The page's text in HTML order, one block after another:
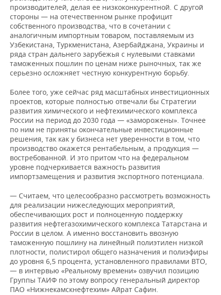
производителей, делая ее низкоконкурентной. С другой
стороны — на отечественном рынке профицит
собственного производства, что в сочетании с
аналогичным импортным товаром, поставляемым из
Узбекистана, Туркменистана, Азербайджана, Украины и
ряда стран дальнего зарубежья с нулевыми ставками
таможенных пошлин по ценам ниже рыночных, так же
серьезно осложняет честную конкурентную борьбу.
Более того, уже сейчас ряд масштабных инвестиционных
проектов, которые полностью отвечали бы Стратегии
развития химического и нефтехимического комплекса
России на период до 2030 года — «заморожены». Точнее
по ним не приняты окончательные инвестиционные
решения, так как у бизнеса нет уверенности в том, что
производство окажется рентабельным, а продукция —
востребованной. И это притом что на федеральном
уровне подчеркивается важность развития
импортзамещения и развития экспортного потенциала.
— Считаем, что целесообразно рассмотреть возможность
для реализации нижеследующих мероприятий,
обеспечивающих рост и полноценную поддержку
развития нефтегазохимического комплекса Татарстана и
России в целом. А именно восстановить ввозную
таможенную пошлину на линейный полиэтилен низкой
плотности, полистирол общего назначения и полиэфиры
до уровня 6,5 процента, установленного правилами ВТО,
— в интервью «Реальному времени» озвучил позицию
Группы ТАИФ по этому вопросу генеральный директор
ПАО «Нижнекамскнефтехим» Айрат Сафин.